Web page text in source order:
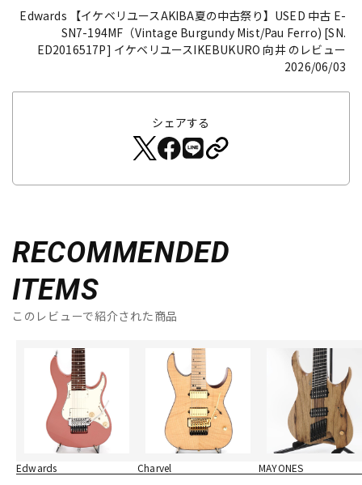
Edwards 【イケベリユースAKIBA夏の中古祭り】USED 中古 E-
SN7-194MF（Vintage Burgundy Mist/Pau Ferro) [SN.
ED2016517P] イケベリユースIKEBUKURO 向井 のレビュー
2026/06/03
シェアする
RECOMMENDED
ITEMS
このレビューで紹介された商品
Edwards
Charvel
MAYONES